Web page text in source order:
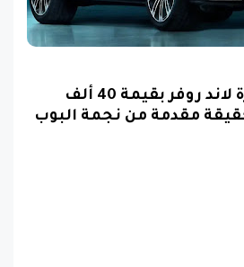
مسابقة ربح سيارة لاند روفر بقيمة 40 ألف
مقدمة من نجمة البوب